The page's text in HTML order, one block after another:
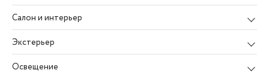
Салон и интерьер
Экстерьер
Освещение